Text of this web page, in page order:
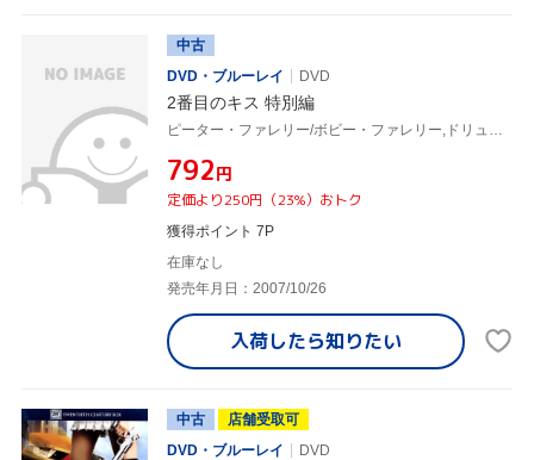
中古
DVD・ブルーレイ
DVD
2番目のキス 特別編
¥792円
定価より250円（23%）おトク
獲得ポイント 7P
在庫なし
発売年月日：2007/10/26
入荷したら知りたい
中古
店舗受取可
DVD・ブルーレイ
DVD